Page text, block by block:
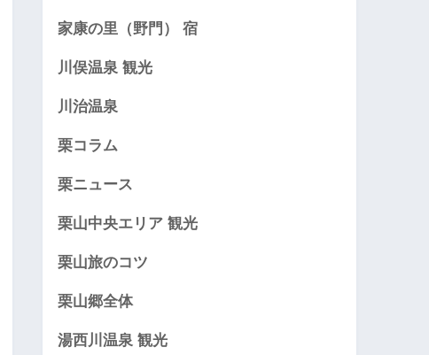
家康の里（野門） 宿
川俣温泉 観光
川治温泉
栗コラム
栗ニュース
栗山中央エリア 観光
栗山旅のコツ
栗山郷全体
湯西川温泉 観光